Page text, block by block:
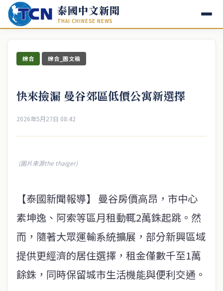
泰國中文新聞
THAI CHINESE NEWS
綜合 綜合_圖文稿
快來撿漏 曼谷郊區低價公寓新選擇
2026年5月27日 08:42
(圖片來源the thaiger)
【泰國新聞報導】 曼谷房價高昂，市中心
素坤逸、阿索等區月租動輒2萬銖起跳。然
而，隨著大眾運輸系統擴展，部分新興區域
提供更經濟的居住選擇，租金僅數千至1萬
餘銖，同時保留城市生活機能與便利交通。